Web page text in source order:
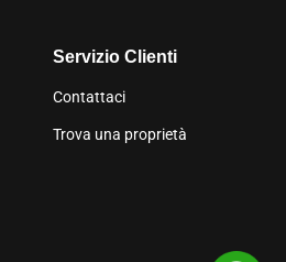
Servizio Clienti
Contattaci
Trova una proprietà